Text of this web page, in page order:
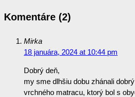
Komentáre (2)
Mirka
18 januára, 2024 at 10:44 pm
Dobrý deň,
my sme dlhšiu dobu zhánali
vrchného matracu, ktorý bol s